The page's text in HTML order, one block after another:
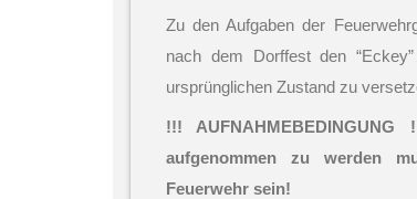
Zu den Aufgaben der
nach dem Dorffest den
ursprünglichen Zustand zu
!!!
aufgenommen zu werden
Feuerwehr sein!